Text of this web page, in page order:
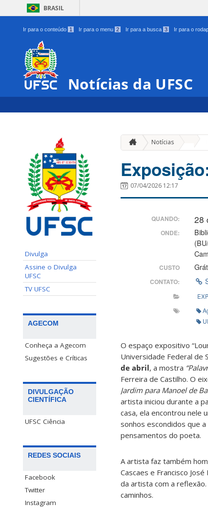
BRASIL
Ir para o conteúdo 1 Ir para o menu 2 Ir para a busca 3 Ir para o
Notícias da UFSC
Divulga
Assine o Divulga
UFSC
TV UFSC
AGECOM
Conheça a Agecom
Sugestões e Críticas
DIVULGAÇÃO
CIENTÍFICA
UFSC Ciência
REDES SOCIAIS
Facebook
Twitter
Instagram
Notícias
07/04/2026 12:17
QUANDO: 28
ONDE:
CUSTO
CONTATO:
O espaço expositivo
Universidade Federal de
de abril, a mostra
Ferreira de Castilho. O
Jardim para Manoel de
artista iniciou durante a
casa, ela encontrou nele
sonhos escondidos que
pensamentos do poeta.
A artista faz também
Cascaes e Francisco
da artista com a
caminhos.